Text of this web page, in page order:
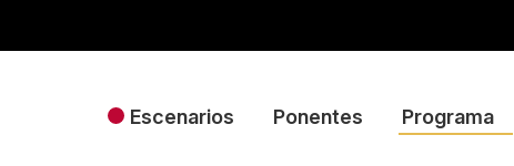
Escenarios Ponentes Programa